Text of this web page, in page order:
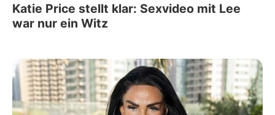
Katie Price stellt klar: Sexvideo mit Lee
war nur ein Witz